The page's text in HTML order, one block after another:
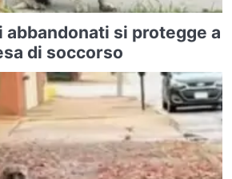
si protegge a
di soccorso